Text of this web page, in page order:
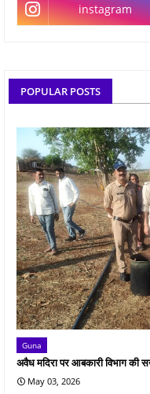
instagram
POPULAR POSTS
Guna
अवैध मदिरा पर आबकारी विभाग की
May 03, 2026